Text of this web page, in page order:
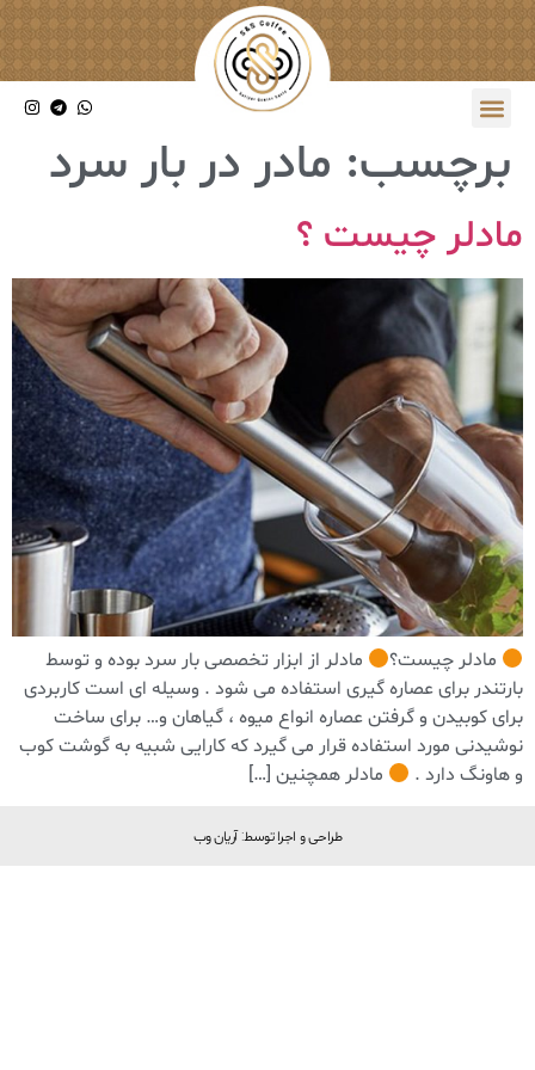
برچسب: مادر در بار سرد
مادلر چیست ؟
مادلر چیست؟
مادلر از ابزار تخصصی بار سرد بوده و توسط
بارتندر برای عصاره گیری استفاده می شود . وسیله ای است کاربردی
برای کوبیدن و گرفتن عصاره انواع میوه ، گیاهان و… برای ساخت
نوشیدنی مورد استفاده قرار می گیرد که کارایی شبیه به گوشت کوب
و هاونگ دارد .
مادلر همچنین […]
طراحی و اجرا توسط: آریان وب